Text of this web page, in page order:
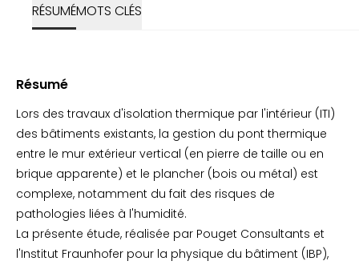
RÉSUMÉMOTS CLÉS
Résumé
Lors des travaux d'isolation thermique par l'intérieur (ITI)
des bâtiments existants, la gestion du pont thermique
entre le mur extérieur vertical (en pierre de taille ou en
brique apparente) et le plancher (bois ou métal) est
complexe, notamment du fait des risques de
pathologies liées à l'humidité.
La présente étude, réalisée par Pouget Consultants et
l'Institut Fraunhofer pour la physique du bâtiment (IBP),